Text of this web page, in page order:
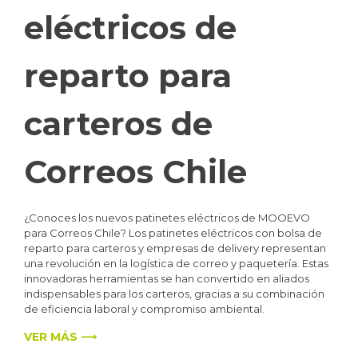
eléctricos de
reparto para
carteros de
Correos Chile
¿Conoces los nuevos patinetes eléctricos de MOOEVO
para Correos Chile? Los patinetes eléctricos con bolsa de
reparto para carteros y empresas de delivery representan
una revolución en la logística de correo y paquetería. Estas
innovadoras herramientas se han convertido en aliados
indispensables para los carteros, gracias a su combinación
de eficiencia laboral y compromiso ambiental.
VER MÁS ⟶